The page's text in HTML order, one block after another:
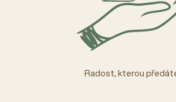
Radost, kterou